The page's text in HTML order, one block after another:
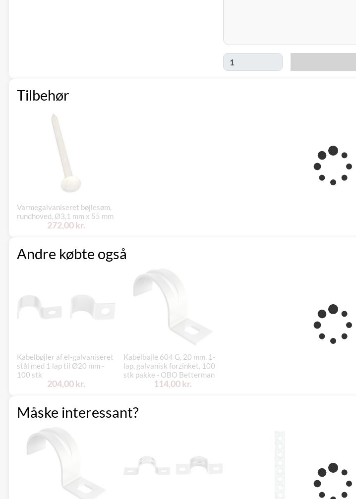
Tilbehør
Varmegalvaniseret bøjlesøm,
rundhoved, Ø3,1 mm x 55 mm
272,00 kr.
Andre købte også
Kabelbøjler af el-galvaniseret
stål med 1 lap til Ø20 mm -
100 stk
204,00 kr.
Kabelbøjle 604 G, 20 mm, 1-
lap, galvanisk forzinket, 100
stk pakke - OBO Betterman
114,00 kr.
Måske interessant?